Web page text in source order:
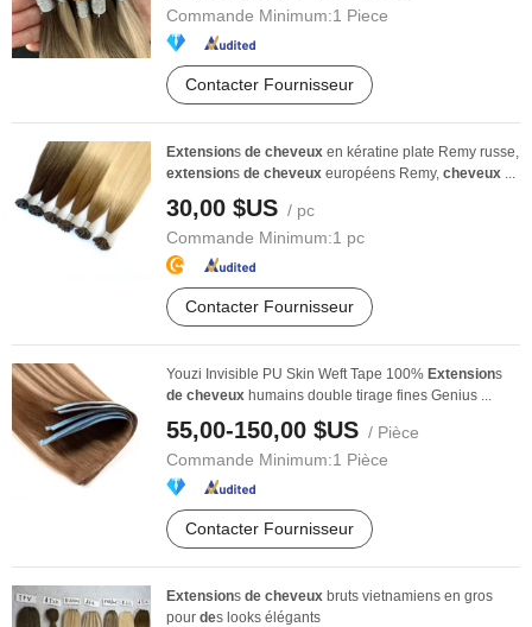
Commande Minimum:1 Piece
Contacter Fournisseur
Extensions de cheveux en kératine plate Remy russe,
extensions de cheveux européens Remy, cheveux ...
30,00 $US / pc
Commande Minimum:1 pc
Contacter Fournisseur
Youzi Invisible PU Skin Weft Tape 100% Extensions
de cheveux humains double tirage fines Genius ...
55,00-150,00 $US / Pièce
Commande Minimum:1 Pièce
Contacter Fournisseur
Extensions de cheveux bruts vietnamiens en gros
pour des looks élégants